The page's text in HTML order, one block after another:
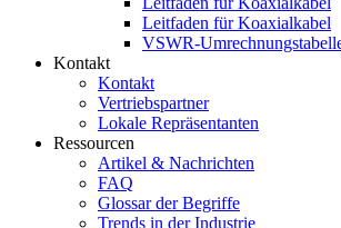
Leitfaden für Koaxialkabel
VSWR-
Kontakt
Kontakt
Vertriebspartner
Lokale Repräsentanten
Ressourcen
Artikel & Nachrichten
FAQ
Glossar der Begriffe
Trends in der Industrie